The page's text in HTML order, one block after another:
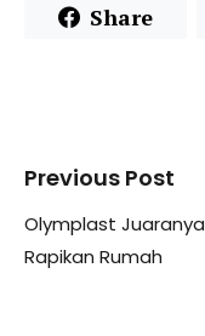
Share
Previous Post
Olymplast Juaranya
Rapikan Rumah